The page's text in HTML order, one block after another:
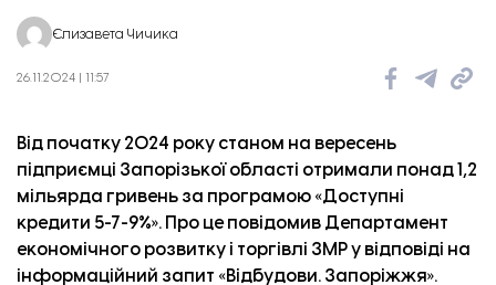
Колонки
Про нас
Редакційна політика
Єлизавета Чичика
26.11.2024 | 11:57
Від початку 2024 року станом на вересень
підприємці Запорізької області отримали понад 1,2
мільярда гривень за програмою «Доступні
кредити 5-7-9%». Про це повідомив Департамент
економічного розвитку і торгівлі ЗМР у відповіді на
інформаційний запит «Відбудови. Запоріжжя».